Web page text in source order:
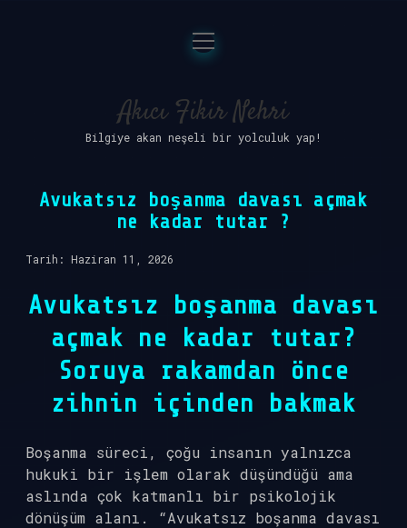
Anasayfa
Gizlilik Politikası
Yasal Uyarı
Hakkımızda
menüyü
aç
Akıcı Fikir Nehri
Bilgiye akan neşeli bir yolculuk yap!
Avukatsız boşanma davası açmak
ne kadar tutar ?
Tarih: Haziran 11, 2026
Avukatsız boşanma davası
açmak ne kadar tutar?
Soruya rakamdan önce
zihnin içinden bakmak
Boşanma süreci, çoğu insanın yalnızca
hukuki bir işlem olarak düşündüğü ama
aslında çok katmanlı bir psikolojik
dönüşüm alanı. “Avukatsız boşanma davası